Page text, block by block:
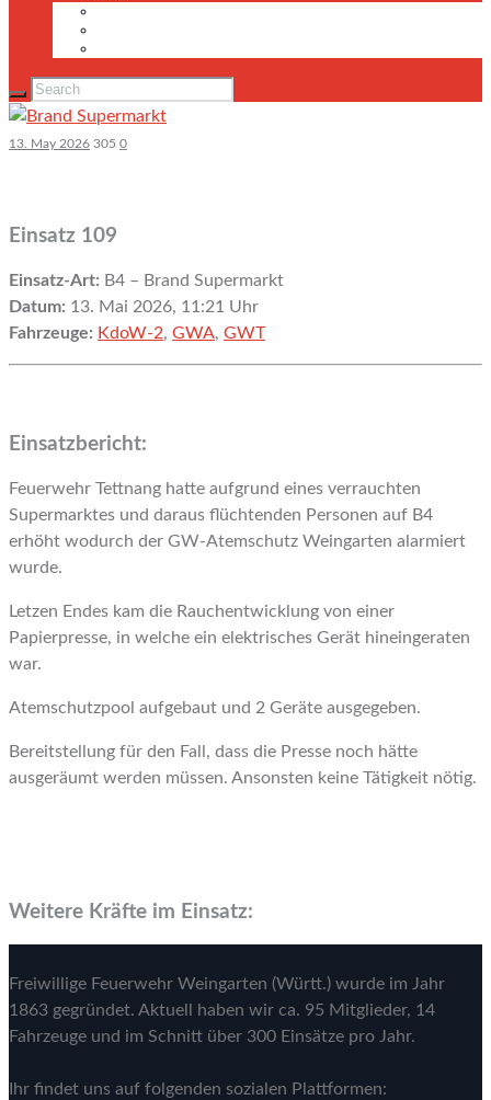
13. May 2026 305 0
Einsatz 109
Einsatz-Art: B4 – Brand Supermarkt
Datum: 13. Mai 2026, 11:21 Uhr
Fahrzeuge: KdoW-2, GWA, GWT
Einsatzbericht:
Feuerwehr Tettnang hatte aufgrund eines verrauchten
Supermarktes und daraus flüchtenden Personen auf B4
erhöht wodurch der GW-Atemschutz Weingarten alarmiert
wurde.
Letzen Endes kam die Rauchentwicklung von einer
Papierpresse, in welche ein elektrisches Gerät hineingeraten
war.
Atemschutzpool aufgebaut und 2 Geräte ausgegeben.
Bereitstellung für den Fall, dass die Presse noch hätte
ausgeräumt werden müssen. Ansonsten keine Tätigkeit nötig.
Weitere Kräfte im Einsatz:
Freiwillige Feuerwehr Weingarten (Württ.) wurde im Jahr
1863 gegründet. Aktuell haben wir ca. 95 Mitglieder, 14
Fahrzeuge und im Schnitt über 300 Einsätze pro Jahr.
Ihr findet uns auf folgenden sozialen Plattformen: